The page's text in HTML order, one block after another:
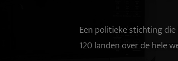
Een politieke stichting
120 landen over de hele